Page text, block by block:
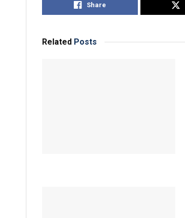
Share
Related Posts